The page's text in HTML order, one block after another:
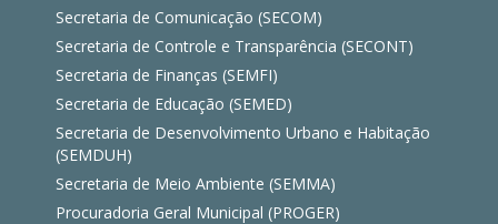
Secretaria de Comunicação (SECOM)
Secretaria de Controle e Transparência (SECONT)
Secretaria de Finanças (SEMFI)
Secretaria de Educação (SEMED)
Secretaria de Desenvolvimento Urbano e Habitação
(SEMDUH)
Secretaria de Meio Ambiente (SEMMA)
Procuradoria Geral Municipal (PROGER)